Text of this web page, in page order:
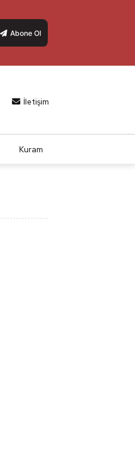
Abone Ol
İletişim
Kuram